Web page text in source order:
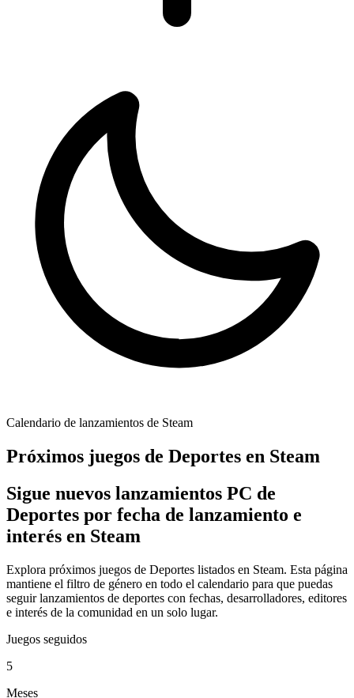
Calendario de lanzamientos de Steam
Próximos juegos de Deportes en Steam
Sigue nuevos lanzamientos PC de
Deportes por fecha de lanzamiento e
interés en Steam
Explora próximos juegos de Deportes listados en Steam. Esta página
mantiene el filtro de género en todo el calendario para que puedas
seguir lanzamientos de deportes con fechas, desarrolladores, editores
e interés de la comunidad en un solo lugar.
Juegos seguidos
5
Meses